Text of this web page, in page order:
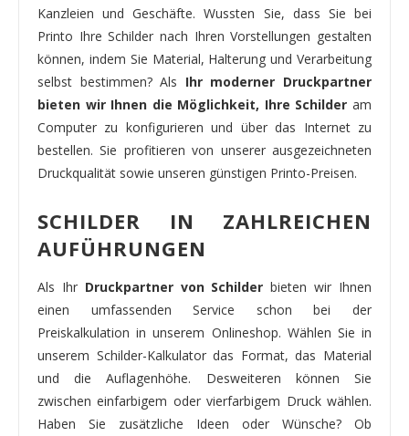
Kanzleien und Geschäfte. Wussten Sie, dass Sie bei
Printo Ihre Schilder nach Ihren Vorstellungen gestalten
können, indem Sie Material, Halterung und Verarbeitung
selbst bestimmen? Als Ihr moderner Druckpartner
bieten wir Ihnen die Möglichkeit, Ihre Schilder am
Computer zu konfigurieren und über das Internet zu
bestellen. Sie profitieren von unserer ausgezeichneten
Druckqualität sowie unseren günstigen Printo-Preisen.
SCHILDER IN ZAHLREICHEN
AUFÜHRUNGEN
Als Ihr Druckpartner von Schilderbieten wir Ihnen
einen umfassenden Service schon bei der
Preiskalkulation in unserem Onlineshop. Wählen Sie in
unserem Schilder-Kalkulator das Format, das Material
und die Auflagenhöhe. Desweiteren können Sie
zwischen einfarbigem oder vierfarbigem Druck wählen.
Haben Sie zusätzliche Ideen oder Wünsche? Ob